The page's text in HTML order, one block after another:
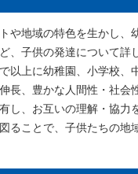
や地域の特色を生かし、
、子供の発達について詳
以上に幼稚園、小学校、
長、豊かな人間性・社会
し、お互いの理解・協力
ることで、子供たちの地